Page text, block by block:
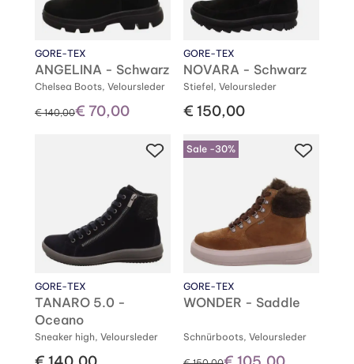
GORE-TEX
ANGELINA - Schwarz
Chelsea Boots, Veloursleder
statt
€ 140,00€ 70,00
GORE-TEX
NOVARA - Schwarz
Stiefel, Veloursleder
€ 150,00
GORE-TEX
TANARO 5.0 -
Oceano
Sneaker high, Veloursleder
Sale -30%
GORE-TEX
WONDER - Saddle
Schnürboots, Veloursleder